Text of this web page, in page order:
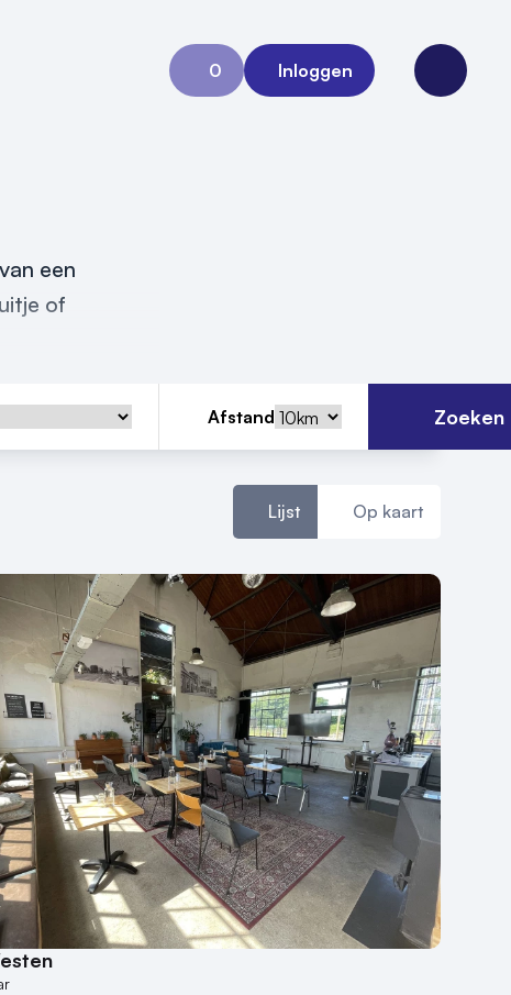
0
Aanvraag 0
Inloggen
Open
een
of
Afstand Zoeken
Lijst Op kaart